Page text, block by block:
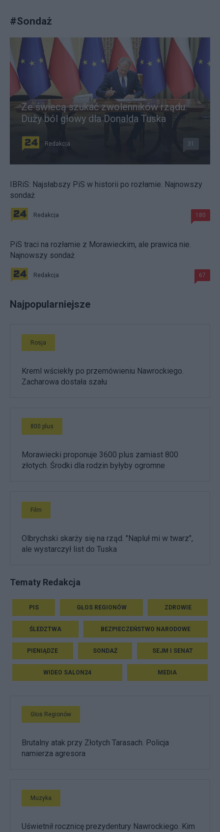
#Sondaż
Ze świecą szukać zwolenników rządu.
Duży ból głowy dla Donalda Tuska
Redakcja 31
IBRiS: Najsłabszy PiS w historii po rozłamie. Najnowszy
sondaż
Redakcja 180
PiS traci na rozłamie z Morawieckim, ale prawica nie.
Najnowszy sondaż
Redakcja 67
Najpopularniejsze
Rosja
Kreml wściekły po przemówieniu Nawrockiego.
Zacharowa dostała szału
800 plus
Morawiecki proponuje 3600 plus zamiast 800
złotych. Środki dla rodzin byłyby ogromne
Film
Olbrychski skarży się na rząd. "Napluł mi w twarz",
ale wystarczył list do Tuska
Tematy Redakcja
PIS GŁOS REGIONÓW ZDROWIE
ŚLEDZTWA BEZPIECZEŃSTWO NARODOWE
PIENIĄDZE SONDAŻ SEJM I SENAT
WIDEO SALON24 MEDIA
Głos Regionów
Brutalny atak przy Złotych Tarasach. Policja
namierza agresora
Muzyka
Uświetnił rocznicę prezydentury Nawrockiego. Kim